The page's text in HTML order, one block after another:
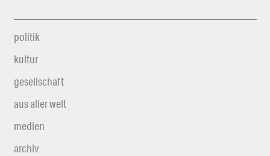
politik
kultur
gesellschaft
aus aller welt
medien
archiv